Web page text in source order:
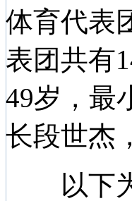
体育代表
表团共有
49岁，最
长段世杰
以下为